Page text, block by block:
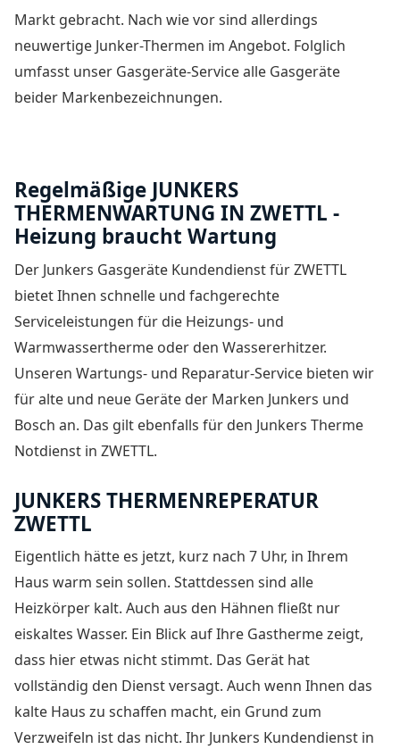
Markt gebracht. Nach wie vor sind allerdings
neuwertige Junker-Thermen im Angebot. Folglich
umfasst unser Gasgeräte-Service alle Gasgeräte
beider Markenbezeichnungen.
Regelmäßige JUNKERS
THERMENWARTUNG IN ZWETTL -
Heizung braucht Wartung
Der Junkers Gasgeräte Kundendienst für ZWETTL
bietet Ihnen schnelle und fachgerechte
Serviceleistungen für die Heizungs- und
Warmwassertherme oder den Wassererhitzer.
Unseren Wartungs- und Reparatur-Service bieten wir
für alte und neue Geräte der Marken Junkers und
Bosch an. Das gilt ebenfalls für den Junkers Therme
Notdienst in ZWETTL.
JUNKERS THERMENREPERATUR
ZWETTL
Eigentlich hätte es jetzt, kurz nach 7 Uhr, in Ihrem
Haus warm sein sollen. Stattdessen sind alle
Heizkörper kalt. Auch aus den Hähnen fließt nur
eiskaltes Wasser. Ein Blick auf Ihre Gastherme zeigt,
dass hier etwas nicht stimmt. Das Gerät hat
vollständig den Dienst versagt. Auch wenn Ihnen das
kalte Haus zu schaffen macht, ein Grund zum
Verzweifeln ist das nicht. Ihr Junkers Kundendienst in